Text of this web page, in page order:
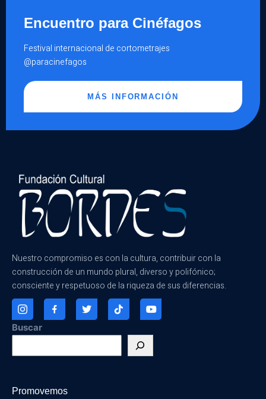
Encuentro para Cinéfagos
Festival internacional de cortometrajes
@paracinefagos
MÁS INFORMACIÓN
Nuestro compromiso es con la cultura, contribuir con la
construcción de un mundo plural, diverso y polifónico;
consciente y respetuoso de la riqueza de sus diferencias.
Buscar
Promovemos